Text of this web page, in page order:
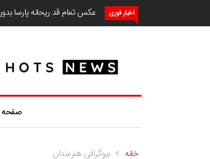
اخبار فوری عکس تمام قد ریحانه پارسا
صفحه
خانه بیوگرافی هنرمندان